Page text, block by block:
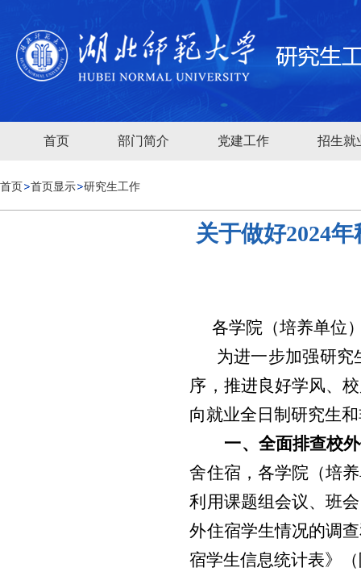
首页 部门简介 党建工作 招生就
首页 首页显示 研究生工作
关于做好2024
各学院（培养单位
为进一步加强研
序，推进良好学风、
向就业全日制研究生
一、 全面排查校
舍住宿，各学院（培
利用课题组会议、班
外住宿学生情况的调
宿学生信息统计表》